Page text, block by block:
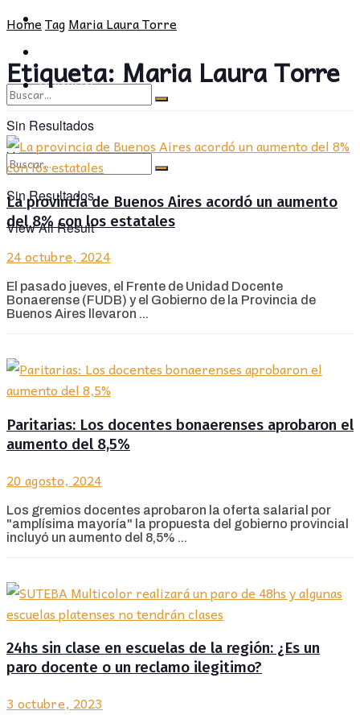
CULTURA
Sin Resultados
View All Result
SOCIEDAD
OPINIÓN
Sin Resultados
View All Result
HomeTagMaria Laura Torre
Etiqueta:Maria Laura Torre
La provincia de Buenos Aires acordó un aumento
del 8% con los estatales
24 octubre, 2024
El pasado jueves, el Frente de Unidad Docente
Bonaerense (FUDB) y el Gobierno de la Provincia de
Buenos Aires llevaron ...
Paritarias: Los docentes bonaerenses aprobaron el
aumento del 8,5%
20 agosto, 2024
Los gremios docentes aprobaron la oferta salarial por
"amplísima mayoría" la propuesta del gobierno provincial
incluyó un aumento del 8,5% ...
24hs sin clase en escuelas de la región: ¿Es un
paro docente o un reclamo ilegitimo?
3 octubre, 2023